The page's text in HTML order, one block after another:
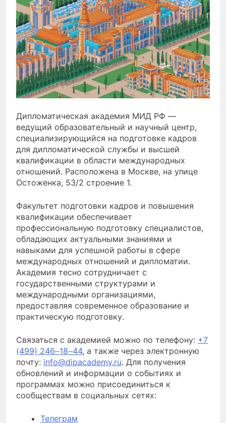
Дипломатическая академия МИД РФ —
ведущий образовательный и научный центр,
специализирующийся на подготовке кадров
для дипломатической службы и высшей
квалификации в области международных
отношений. Расположена в Москве, на улице
Остоженка, 53/2 строение 1.
Факультет подготовки кадров и повышения
квалификации обеспечивает
профессиональную подготовку специалистов,
обладающих актуальными знаниями и
навыками для успешной работы в сфере
международных отношений и дипломатии.
Академия тесно сотрудничает с
государственными структурами и
международными организациями,
предоставляя современное образование и
практическую подготовку.
Связаться с академией можно по телефону: +7
(499) 246‒18‒44, а также через электронную
почту: info@dipacademy.ru. Для получения
обновлений и информации о событиях и
программах можно присоединиться к
сообществам в социальных сетях:
Телеграм